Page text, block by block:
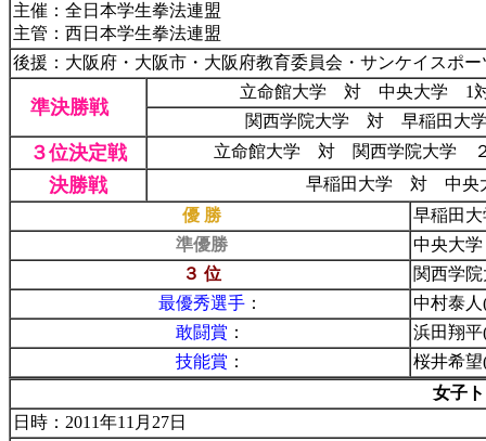
主催：全日本学生拳法連盟
主管：西日本学生拳法連盟
後援：大阪府・大阪市・大阪府教育委員会・サンケイスポ
準決勝戦
立命館大学 対 中央大学 1対
関西学院大学 対 早稲田大
３位決定戦 立命館大学 対 関西学院大学 ２
決勝戦
早稲田大学 対 中央
優 勝
早稲田大
準優勝
中央大学
３ 位
関西学
最優秀選手：
中村泰
敢闘賞 ：
浜田翔
技能賞 ：
桜井希
女子
日時：2011年11月27日